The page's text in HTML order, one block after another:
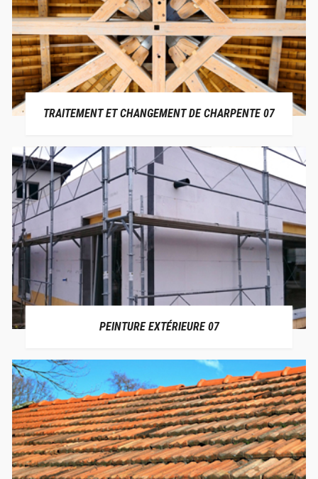
TRAITEMENT ET CHANGEMENT DE CHARPENTE 07
PEINTURE EXTÉRIEURE 07